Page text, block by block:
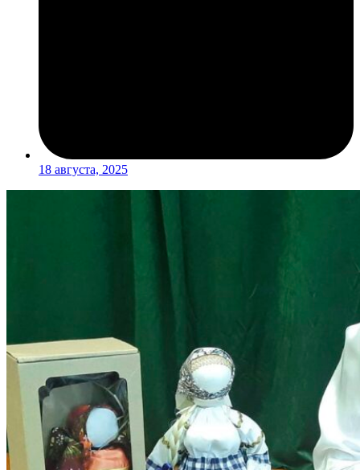
18 августа, 2025